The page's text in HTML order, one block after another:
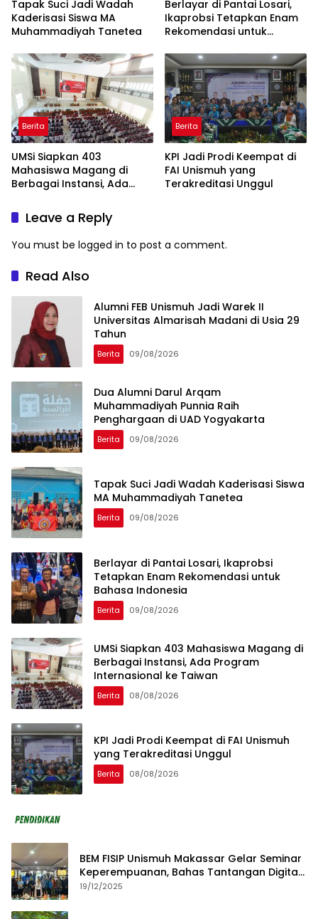
Tapak Suci Jadi Wadah
Kaderisasi Siswa MA
Muhammadiyah Tanetea
Berlayar di Pantai Losari,
Ikaprobsi Tetapkan Enam
Rekomendasi untuk
Berita
UMSi Siapkan 403
Mahasiswa Magang di
Berbagai Instansi, Ada
Taiwan
Berita
KPI Jadi Prodi Keempat di
FAI Unismuh yang
Terakreditasi Unggul
Leave a Reply
You must be logged in to post a comment.
Read Also
Alumni FEB Unismuh Jadi Warek II
Universitas Almarisah Madani di Usia 29
Tahun
Berita 09/08/2026
Dua Alumni Darul Arqam
Muhammadiyah Punnia Raih
Penghargaan di UAD Yogyakarta
Berita 09/08/2026
Tapak Suci Jadi Wadah Kaderisasi Siswa
MA Muhammadiyah Tanetea
Berita 09/08/2026
Berlayar di Pantai Losari, Ikaprobsi
Tetapkan Enam Rekomendasi untuk
Bahasa Indonesia
Berita 09/08/2026
UMSi Siapkan 403 Mahasiswa Magang di
Berbagai Instansi, Ada Program
Internasional ke Taiwan
Berita 08/08/2026
KPI Jadi Prodi Keempat di FAI Unismuh
yang Terakreditasi Unggul
Berita 08/08/2026
BEM FISIP Unismuh Makassar Gelar Seminar
Keperempuanan, Bahas Tantangan Digital
dan Budaya Lokal
19/12/2025